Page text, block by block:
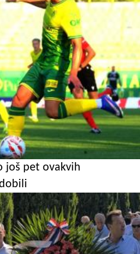
još pet ovakvih